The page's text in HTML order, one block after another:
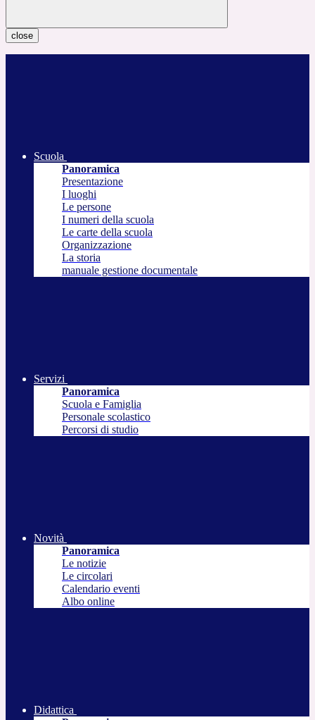
close
Scuola
Panoramica
Presentazione
I luoghi
Le persone
I numeri della scuola
Le carte della scuola
Organizzazione
La storia
manuale gestione documentale
Servizi
Panoramica
Scuola e Famiglia
Personale scolastico
Percorsi di studio
Novità
Panoramica
Le notizie
Le circolari
Calendario eventi
Albo online
Didattica